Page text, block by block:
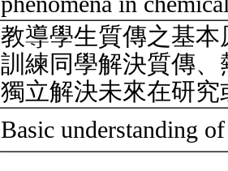
教導學生質傳之基
訓練同學解決質傳
獨立解決未來在研
Basic understanding